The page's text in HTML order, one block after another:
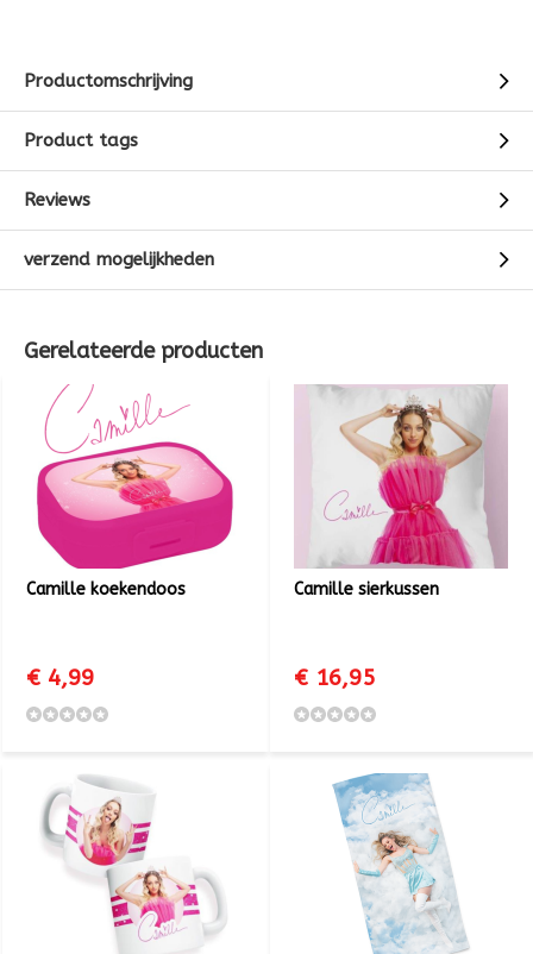
Productomschrijving
Product tags
Reviews
verzend mogelijkheden
Gerelateerde producten
Camille koekendoos
€ 4,99
Camille sierkussen
€ 16,95